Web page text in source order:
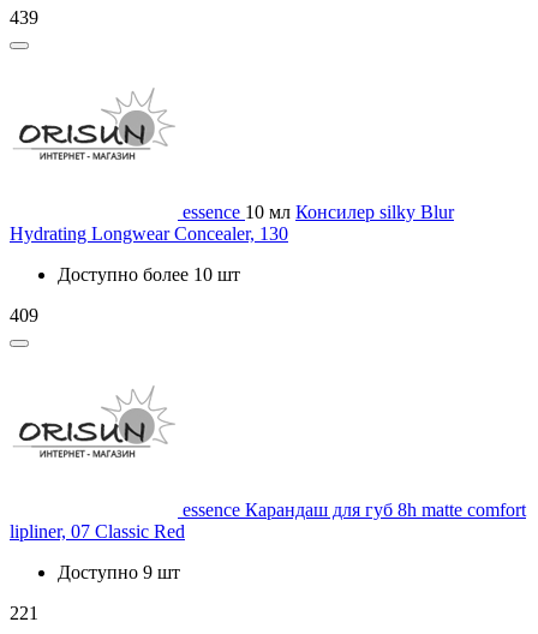
439
essence 10 мл Консилер silky Blur
Hydrating Longwear Concealer, 130
Доступно более 10 шт
409
essence Карандаш для губ 8h matte comfort
lipliner, 07 Classic Red
Доступно 9 шт
221